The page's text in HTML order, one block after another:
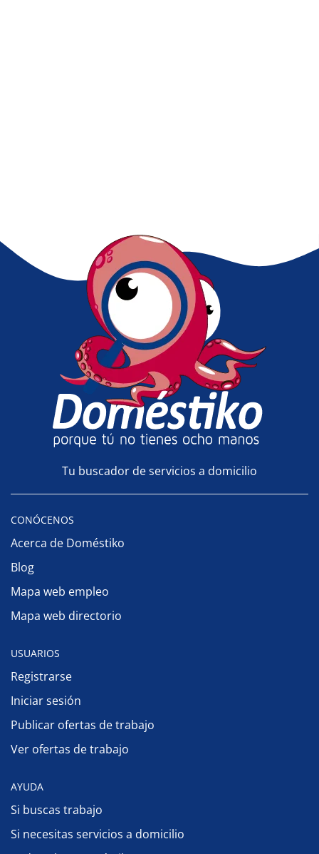
Tu buscador de servicios a domicilio
CONÓCENOS
Acerca de Doméstiko
Blog
Mapa web empleo
Mapa web directorio
USUARIOS
Registrarse
Iniciar sesión
Publicar ofertas de trabajo
Ver ofertas de trabajo
AYUDA
Si buscas trabajo
Si necesitas servicios a domicilio